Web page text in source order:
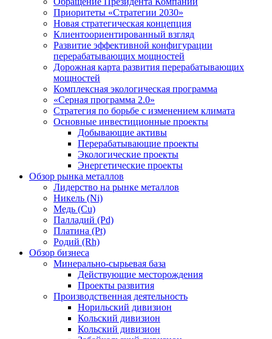
Приоритеты «Стратегии 2030»
Новая стратегическая концепция
Клиентоориентированный взгляд
Развитие эффективной конфигурации
перерабатывающих мощностей
Дорожная карта развития перерабатывающих
мощностей
Комплексная экологическая программа
«Серная программа 2.0»
Стратегия по борьбе с изменением климата
Основные инвестиционные проекты
Добывающие активы
Перерабатывающие проекты
Экологические проекты
Энергетические проекты
Обзор рынка металлов
Лидерство на рынке металлов
Никель (Ni)
Медь (Cu)
Палладий (Pd)
Платина (Pt)
Родий (Rh)
Обзор бизнеса
Минерально-сырьевая база
Действующие месторождения
Проекты развития
Производственная деятельность
Норильский дивизион
Кольский дивизион
Кольский дивизион